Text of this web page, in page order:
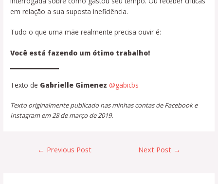
em relação a sua suposta ineficiência.
Tudo o que uma mãe realmente precisa ouvir é:
Você está fazendo um ótimo trabalho!
Texto de Gabrielle Gimenez @gabicbs
Texto originalmente publicado nas minhas contas de Facebook e
Instagram em 28 de março de 2019.
← Previous Post Next Post →